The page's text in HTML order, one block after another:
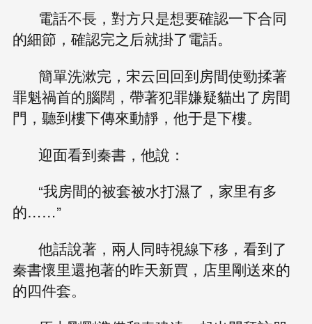
電話不長，對方只是想要確認一下合同
的細節，確認完之后就掛了電話。
簡單洗漱完，宋云回回到房間使勁揉著
罪魁禍首的腦闊，帶著犯罪嫌疑貓出了房間
門，聽到樓下傳來動靜，他于是下樓。
迎面看到秦書，他說：
“我房間的被套被水打濕了，家里有多
的……”
他話說著，兩人同時視線下移，看到了
秦書懷里還抱著的昨天新買，店里剛送來的
的四件套。